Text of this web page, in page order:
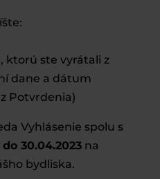
ktorú ste vyrátali z
dane a dátum
Potvrdenia)
Vyhlásenie spolu s
30.04.2023na
bydliska.